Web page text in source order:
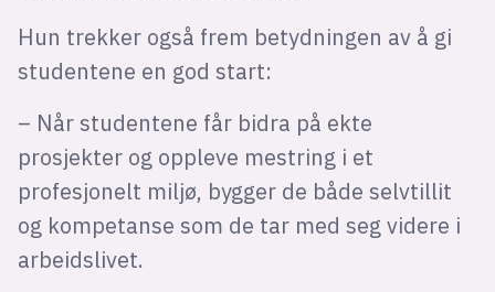
Hun trekker også frem betydningen av å gi
studentene en god start:
– Når studentene får bidra på ekte
prosjekter og oppleve mestring i et
profesjonelt miljø, bygger de både selvtillit
og kompetanse som de tar med seg videre i
arbeidslivet.